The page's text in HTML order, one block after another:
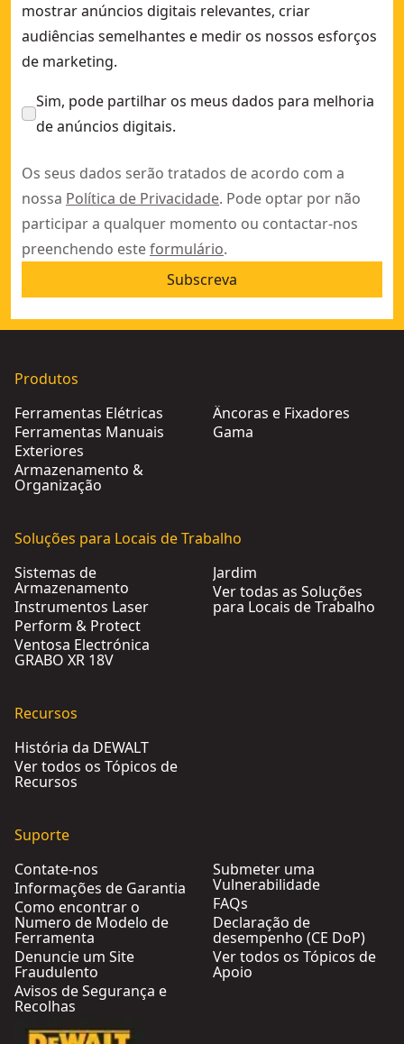
mostrar anúncios digitais relevantes, criar
audiências semelhantes e medir os nossos esforços
de marketing.
Sim, pode partilhar os meus dados para melhoria
de anúncios digitais.
Os seus dados serão tratados de acordo com a
nossa Política de Privacidade. Pode optar por não
participar a qualquer momento ou contactar-nos
preenchendo esteformulário.
Subscreva
Produtos
Ferramentas Elétricas
Ferramentas Manuais
Exteriores
Armazenamento &
Organização
Âncoras e Fixadores
Gama
Soluções para Locais de Trabalho
Sistemas de
Armazenamento
Instrumentos Laser
Perform & Protect
Ventosa Electrónica
GRABO XR 18V
Jardim
Ver todas as Soluções
para Locais de Trabalho
Recursos
História da DEWALT
Ver todos os Tópicos de
Recursos
Suporte
Contate-nos
Informações de Garantia
Como encontrar o
Numero de Modelo de
Ferramenta
Denuncie um Site
Fraudulento
Avisos de Segurança e
Recolhas
Submeter uma
Vulnerabilidade
FAQs
Declaração de
desempenho (CE DoP)
Ver todos os Tópicos de
Apoio